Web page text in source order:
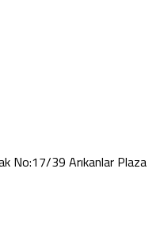
No:17/39 Arıkanlar Plaza